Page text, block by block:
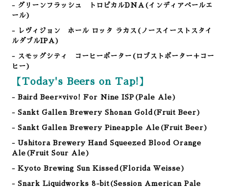
- グリーンフラッシュ トロピカルDNA(インディアペールエ
ール)
- レヴィジョン ホール ロッタ ラカス(ノースイーストスタイ
ルダブルIPA)
- スモッグシティ コーヒーポーター(ロブストポーター＋コー
ヒー)
【Today's Beers on Tap!】
- Baird Beer×vivo! For Nine ISP(Pale Ale)
- Sankt Gallen Brewery Shonan Gold(Fruit Beer)
- Sankt Gallen Brewery Pineapple Ale (Fruit Beer)
- Ushitora Brewery Hand Squeezed Blood Orange
Ale(Fruit Sour Ale)
- Kyoto Brewing Sun Kissed(Florida Weisse)
- Snark Liquidworks 8-bit(Session American Pale